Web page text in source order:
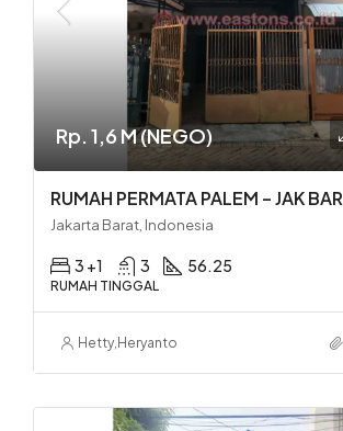
Rp. 1,6 M (NEGO)
RUMAH PERMATA PALEM – JAK BAR
Jakarta Barat, Indonesia
3 +1 3 56.25
RUMAH TINGGAL
Hetty, Heryanto